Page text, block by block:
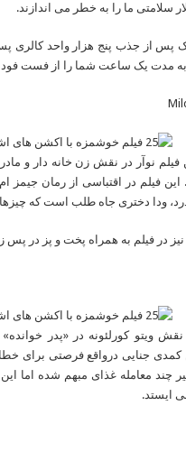
سلامتی ما را به خطر می اندازند.
از جذب پنج هزار واحد کالری
مدت یک ساعت شما را از فست فود
فیلم نوآر در نقش زن خانه دار و
فیلم در اقتباسی از رمان جیمز ام
ودا دختری جاه طلب است که
در فیلم به همراه پخت و پز در پس
ویتو کورلئونه در «پدر
کمدی جنایی درواقع فرصتی
چند معامله غذای مبهم شده اما
ایستد.